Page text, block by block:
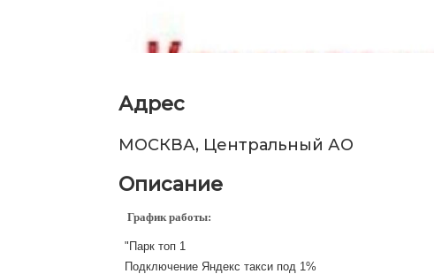
Адрес
МОСКВА, Центральный АО
Описание
График работы:
"Парк топ 1
Подключение Яндекс такси под 1%